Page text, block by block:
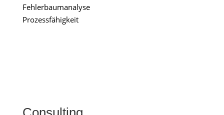
Fehlerbaumanalyse
Prozessfähigkeit